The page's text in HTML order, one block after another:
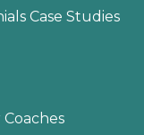
Case Studies